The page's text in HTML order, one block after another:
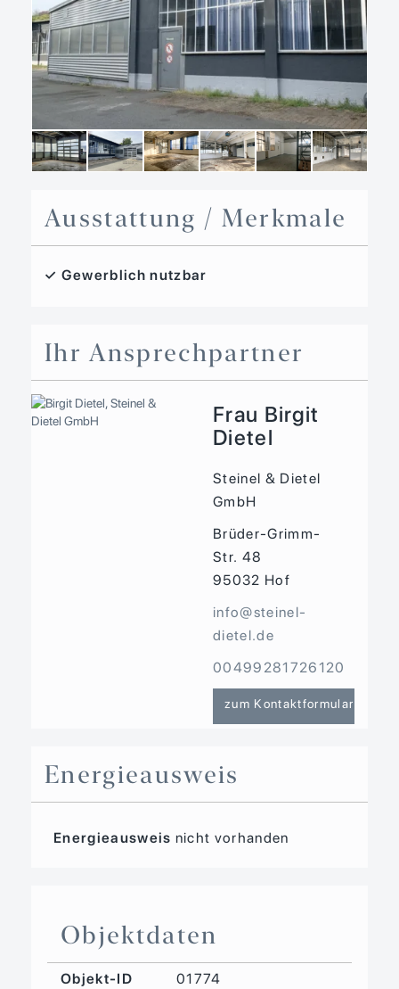
Ausstattung / Merkmale
✓ Gewerblich nutzbar
Ihr Ansprechpartner
Frau Birgit
Dietel
Steinel & Dietel
GmbH
Brüder-Grimm-
Str. 48
95032 Hof
info@steinel-
dietel.de
00499281726120
zum Kontaktformular
Energieausweis
Energieausweis nicht vorhanden
Objektdaten
Objekt-ID
01774